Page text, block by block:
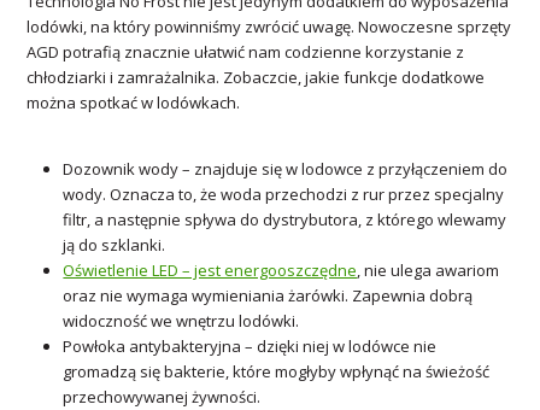
lodówki, na który powinniśmy zwrócić uwagę. Nowoczesne sprzęty
AGD potrafią znacznie ułatwić nam codzienne korzystanie z
chłodziarki i zamrażalnika. Zobaczcie, jakie funkcje dodatkowe
można spotkać w lodówkach.
Dozownik wody – znajduje się w lodowce z przyłączeniem do
wody. Oznacza to, że woda przechodzi z rur przez specjalny
filtr, a następnie spływa do dystrybutora, z którego wlewamy
ją do szklanki.
Oświetlenie LED – jest energooszczędne, nie ulega awariom
oraz nie wymaga wymieniania żarówki. Zapewnia dobrą
widoczność we wnętrzu lodówki.
Powłoka antybakteryjna – dzięki niej w lodówce nie
gromadzą się bakterie, które mogłyby wpłynąć na świeżość
przechowywanej żywności.